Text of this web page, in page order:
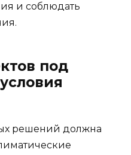
и соблюдать
под
решений должна